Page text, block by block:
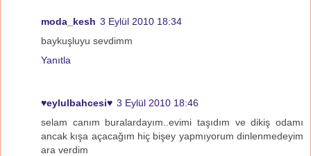
moda_kesh 3 Eylül 2010 18:34
baykuşluyu sevdimm
Yanıtla
♥eylulbahcesi♥ 3 Eylül 2010 18:46
selam canım buralardayım..evimi taşıdım ve dikiş odamı
ancak kışa açacağım hiç bişey yapmıyorum dinlenmedeyim
ara verdim